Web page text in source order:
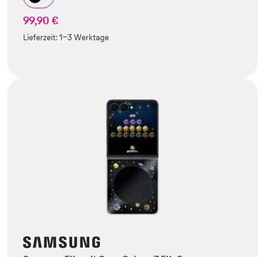
99,90 €
Lieferzeit:1-3 Werktage